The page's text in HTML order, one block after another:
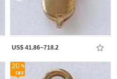
US$ 41.86~718.2
20